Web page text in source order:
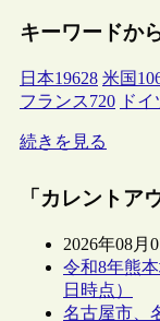
キーワードか
日本19628 米国
フランス720 ドイ
続きを見る
「カレントア
2026年08月
令和8年熊
日時点）
名古屋市、